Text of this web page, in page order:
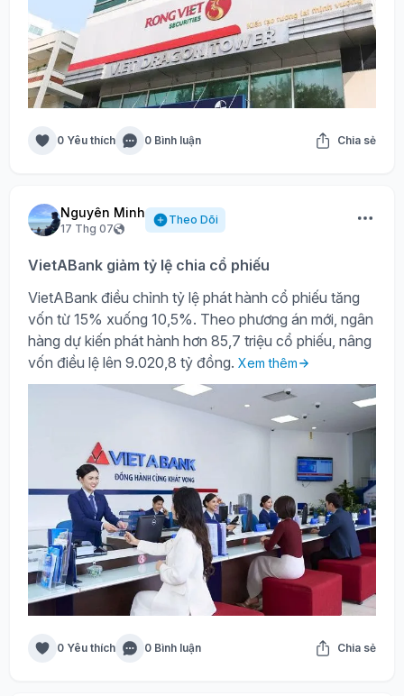
0 Yêu thích 0 Bình luận Chia sẻ
Nguyên Minh
17 Thg 07
Theo Dõi
VietABank giảm tỷ lệ chia cổ phiếu
VietABank điều chỉnh tỷ lệ phát hành cổ phiếu tăng
vốn từ 15% xuống 10,5%. Theo phương án mới, ngân
hàng dự kiến phát hành hơn 85,7 triệu cổ phiếu, nâng
vốn điều lệ lên 9.020,8 tỷ đồng. Xem thêm
0 Yêu thích 0 Bình luận Chia sẻ